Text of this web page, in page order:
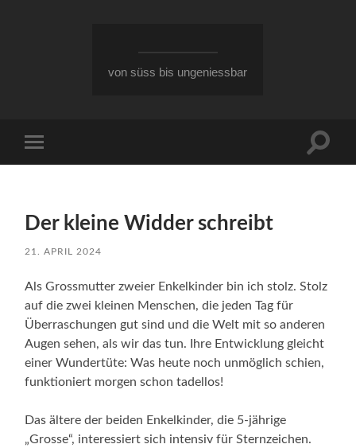
von süss bis ungeniessbar
Menü
Der kleine Widder schreibt
21. APRIL 2024
Als Grossmutter zweier Enkelkinder bin ich stolz. Stolz
auf die zwei kleinen Menschen, die jeden Tag für
Überraschungen gut sind und die Welt mit so anderen
Augen sehen, als wir das tun. Ihre Entwicklung gleicht
einer Wundertüte: Was heute noch unmöglich schien,
funktioniert morgen schon tadellos!
Das ältere der beiden Enkelkinder, die 5-jährige
„Grosse“, interessiert sich intensiv für Sternzeichen.